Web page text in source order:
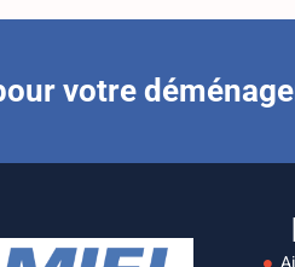
votre